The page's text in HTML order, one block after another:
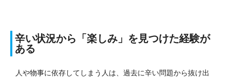
辛い状況から「楽しみ」を見つけた経験が
ある
人や物事に依存してしまう人は、過去に辛い問題から抜け出